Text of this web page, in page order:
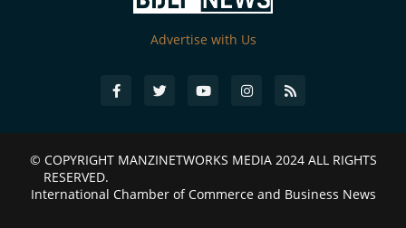
Advertise with Us
© COPYRIGHT MANZINETWORKS MEDIA 2024ALL RIGHTS
RESERVED.
International Chamber of Commerce and Business News